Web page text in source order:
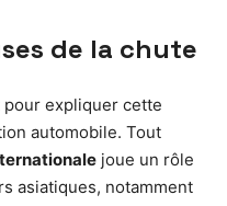
de la chute
pour expliquer cette
automobile. Tout
joue un rôle
asiatiques, notamment